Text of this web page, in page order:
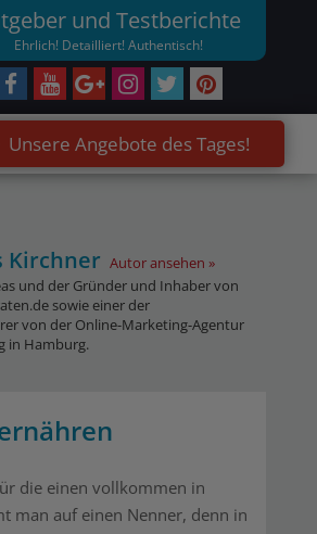
und Testberichte
Ehrlich! Detailliert! Authentisch!
Unsere Angebote des Tages!
Kirchner Autor ansehen
und der Gründer und Inhaber von
sowie einer der
von der Online-Marketing-Agentur
in Hamburg.
die einen vollkommen in
man auf einen Nenner, denn in